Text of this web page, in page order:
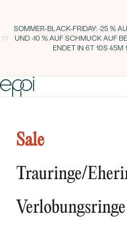
SOMMER-BLACK-FRIDAY: -25 %
UND -10 % AUF SCHMUCK AUF
ENDET IN6T 10S 45M
Sale
Trauringe/
NEUHEITEN
Verlobungsringe
Vedast